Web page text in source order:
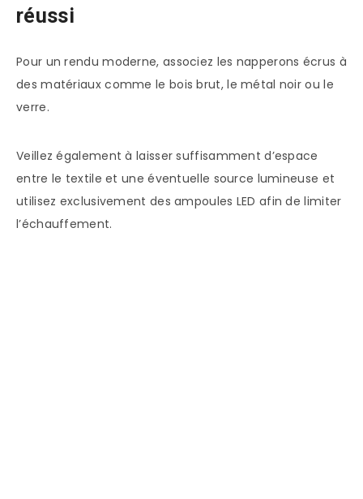
réussi
Pour un rendu moderne, associez les napperons écrus à
des matériaux comme le bois brut, le métal noir ou le
verre.
Veillez également à laisser suffisamment d’espace
entre le textile et une éventuelle source lumineuse et
utilisez exclusivement des ampoules LED afin de limiter
l’échauffement.